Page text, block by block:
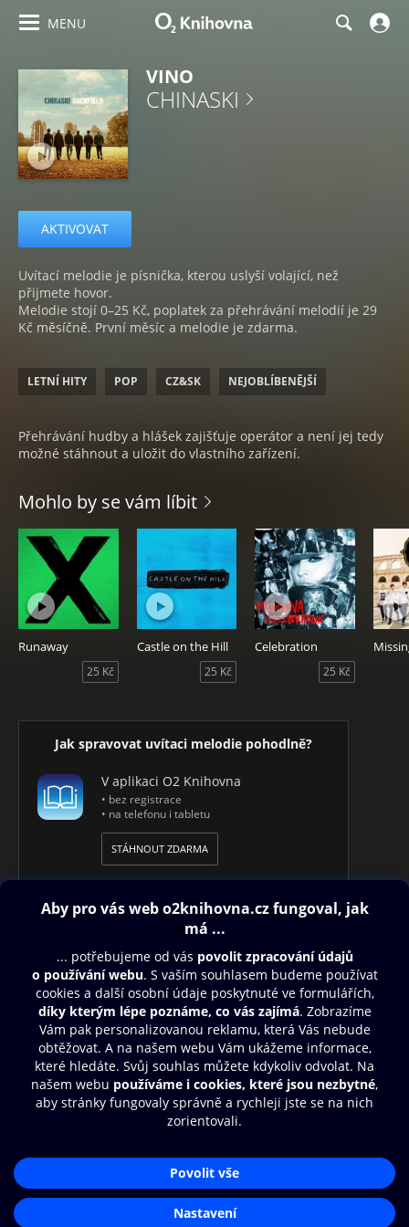
MENU
VINO
CHINASKI
AKTIVOVAT
Uvítací melodie je písnička, kterou uslyší volající, než
přijmete hovor.
Melodie stojí 0–25 Kč, poplatek za přehrávání melodií je 29
Kč měsíčně. První měsíc a melodie je zdarma.
LETNÍ HITY POP CZ&SK NEJOBLÍBENĚJŠÍ
Přehrávání hudby a hlášek zajišťuje operátor a není jej tedy
možné stáhnout a uložit do vlastního zařízení.
Mohlo by se vám líbit
Runaway
25 Kč
Castle on the Hill
25 Kč
Celebration
25 Kč
Jak spravovat uvítaci melodie pohodlně?
V aplikaci O2 Knihovna
• bez registrace
• na telefonu i tabletu
STÁHNOUT ZDARMA
Obsah ke stažení
Moje O2 Knihovna
Další zábava
© O2 Czech Republic a.s.
Zásady zpracování osobních údajůAplikace O2 Knihovna
Čti a poslouchej své e-knihy a